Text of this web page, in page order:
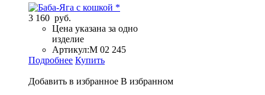
3 160 руб.
Цена указана за одно
изделие
Артикул:М 02 245
Подробнее Купить
Добавить в избранное В избранном